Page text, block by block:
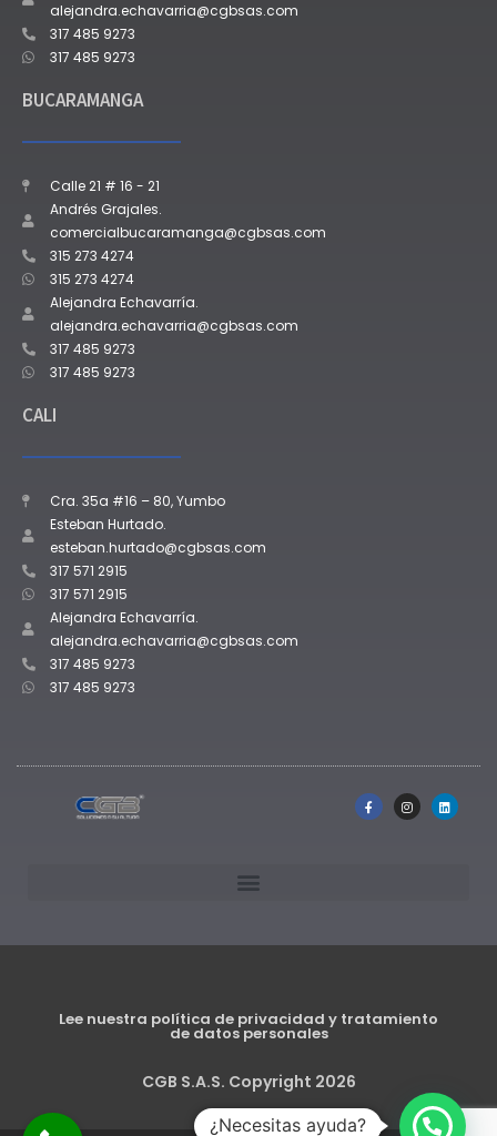
alejandra.echavarria@cgbsas.com
317 485 9273
317 485 9273
BUCARAMANGA
Calle 21 # 16 - 21
Andrés Grajales.
comercialbucaramanga@cgbsas.com
315 273 4274
315 273 4274
Alejandra Echavarría.
alejandra.echavarria@cgbsas.com
317 485 9273
317 485 9273
CALI
Cra. 35a #16 – 80, Yumbo
Esteban Hurtado.
esteban.hurtado@cgbsas.com
317 571 2915
317 571 2915
Alejandra Echavarría.
alejandra.echavarria@cgbsas.com
317 485 9273
317 485 9273
Lee nuestra política de privacidad y tratamiento
de datos personales
CGB S.A.S. Copyright 2026
¿Necesitas ayuda?